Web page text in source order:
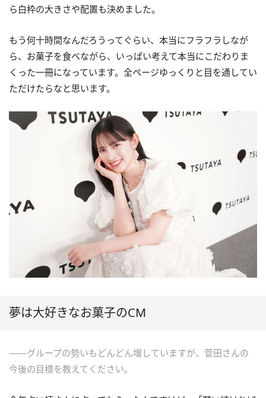
ら白枠の大きさや配置も決めました。
もう何十時間なんだろうってぐらい、本当にフラフラしなが
ら、お菓子を食べながら、いっぱい考えて本当にこだわりま
くった一冊になっています。全ページゆっくりと目を通してい
ただけたらなと思います。
夢は大好きなお菓子のCM
――グループの勢いもどんどん増していますが、菅田さんの
今後の目標を教えてください。